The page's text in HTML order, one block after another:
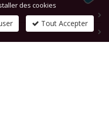
des cookies
Tout Accepter